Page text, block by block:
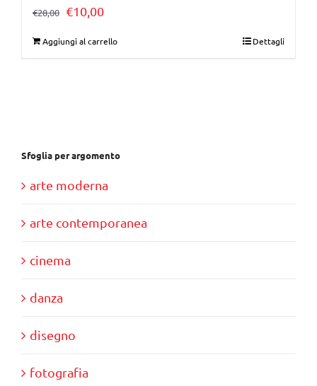
€28,00 Il
€10,00Il
Aggiungi al carrello Dettagli
Sfoglia per argomento
arte moderna
arte contemporanea
cinema
danza
disegno
fotografia